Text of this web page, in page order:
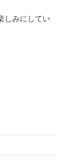
しみにしてい